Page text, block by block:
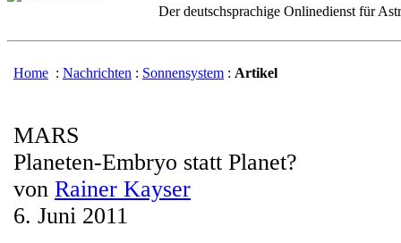
Der deutschsprachige Onlinedienst für
Home : Nachrichten : Sonnensystem : Artikel
MARS
Planeten-Embryo statt Planet?
von Rainer Kayser
6. Juni 2011